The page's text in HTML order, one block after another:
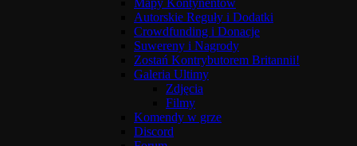
Mapy Kontynentów
Autorskie Reguły i Dodatki
Crowdfunding i Donacje
Suwereny i Nagrody
Zostań Kontrybutorem Britannii!
Galeria Ultimy
Zdjęcia
Filmy
Komendy w grze
Discord